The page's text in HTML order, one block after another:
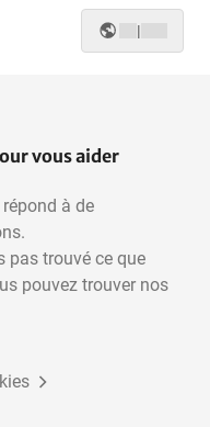
|
vous aider
à de
pas trouvé ce que
pouvez trouver nos